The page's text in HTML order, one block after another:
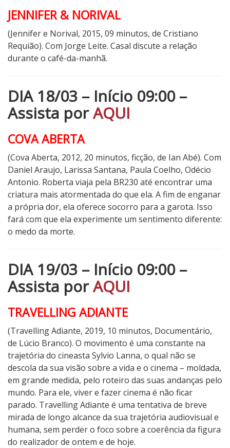
JENNIFER & NORIVAL
(Jennifer e Norival, 2015, 09 minutos, de Cristiano
Requião). Com Jorge Leite. Casal discute a relação
durante o café-da-manhã.
DIA 18/03 – Início 09:00 –
Assista porAQUI
COVA ABERTA
(Cova Aberta, 2012, 20 minutos, ficção, de Ian Abé). Com
Daniel Araujo, Larissa Santana, Paula Coelho, Odécio
Antonio. Roberta viaja pela BR230 até encontrar uma
criatura mais atormentada do que ela. A fim de enganar
a própria dor, ela oferece socorro para a garota. Isso
fará com que ela experimente um sentimento diferente:
o medo da morte.
DIA 19/03 – Início 09:00 –
Assista porAQUI
TRAVELLING ADIANTE
(Travelling Adiante, 2019, 10 minutos, Documentário,
de Lúcio Branco). O movimento é uma constante na
trajetória do cineasta Sylvio Lanna, o qual não se
descola da sua visão sobre a vida e o cinema – moldada,
em grande medida, pelo roteiro das suas andanças pelo
mundo. Para ele, viver e fazer cinema é não ficar
parado. Travelling Adiante é uma tentativa de breve
mirada de longo alcance da sua trajetória audiovisual e
humana, sem perder o foco sobre a coerência da figura
do realizador de ontem e de hoje.